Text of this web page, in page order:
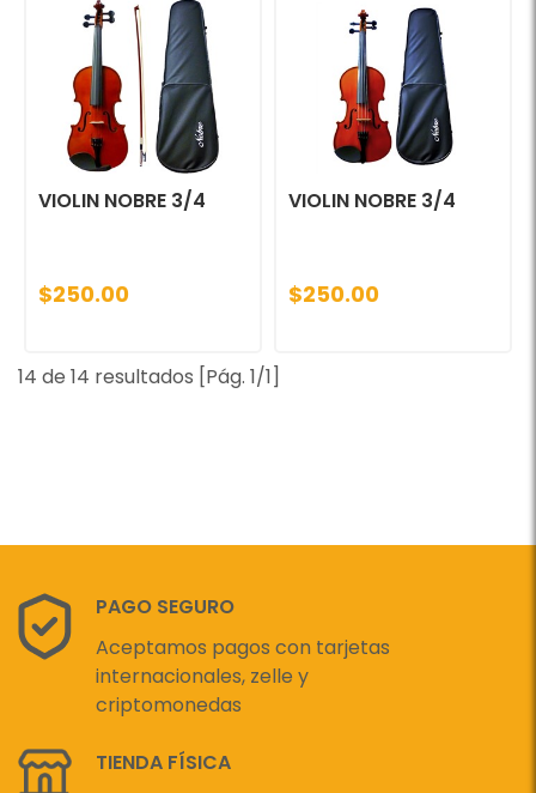
VIOLIN NOBRE 3/4
$250.00
VIOLIN NOBRE 3/4
$250.00
14 de 14 resultados [Pág. 1/1]
PAGO SEGURO
Aceptamos pagos con tarjetas
internacionales, zelle y
criptomonedas
TIENDA FÍSICA